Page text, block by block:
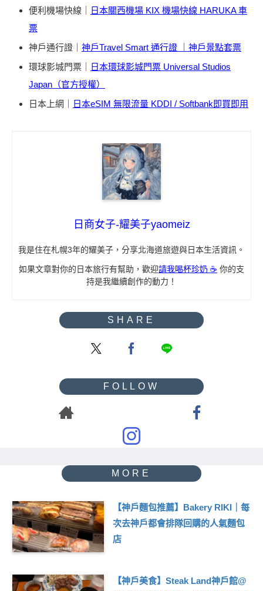
便利機場快線｜
日本關西機場 KIX 機場快線 HARUKA 車
票
神戶通行證｜ 神戶Travel Smart 通行證 ｜神戶景點套票
環球影城門票｜
日本環球影城門票 Universal Studios
Japan（官方授權）
日本上網｜
日本eSIM 無限流量 KDDI / Softbank即買即用
日商女子-耀美子yaomeiz
我是住在札幌3年的耀美子，分享北海道旅遊與日本生活資訊。
如果文章對你的日本旅行有幫助，歡迎請我喝杯珍奶 ☕ 你的支
持是我繼續創作的動力！
【神戶麵包推薦】Bakery RIKI｜每
次去神戶都會排隊回購的人氣麵包
店
【神戶美食】Steak Land神戶館@